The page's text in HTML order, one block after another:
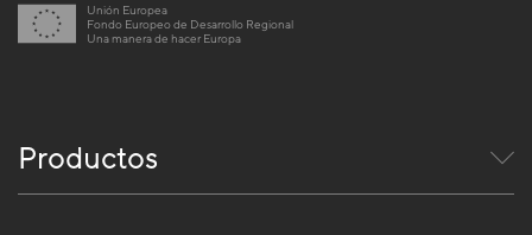
Unión Europea
Fondo Europeo de Desarrollo Regional
Una manera de hacer Europa
Productos